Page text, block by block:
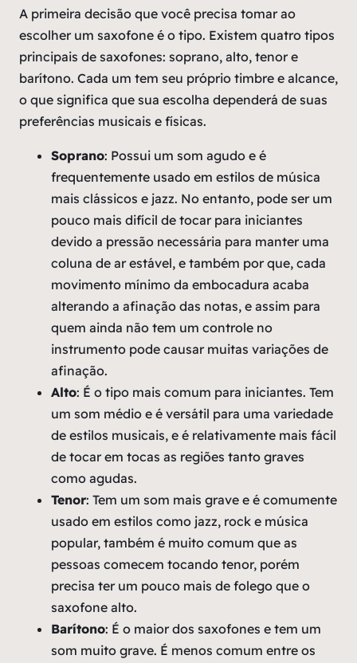
A primeira decisão que você precisa tomar ao
escolher um saxofone é o tipo. Existem quatro tipos
principais de saxofones: soprano, alto, tenor e
barítono. Cada um tem seu próprio timbre e alcance,
o que significa que sua escolha dependerá de suas
preferências musicais e físicas.
Soprano: Possui um som agudo e é
frequentemente usado em estilos de música
mais clássicos e jazz. No entanto, pode ser um
pouco mais difícil de tocar para iniciantes
devido a pressão necessária para manter uma
coluna de ar estável, e também por que, cada
movimento mínimo da embocadura acaba
alterando a afinação das notas, e assim para
quem ainda não tem um controle no
instrumento pode causar muitas variações de
afinação.
Alto: É o tipo mais comum para iniciantes. Tem
um som médio e é versátil para uma variedade
de estilos musicais, e é relativamente mais fácil
de tocar em tocas as regiões tanto graves
como agudas.
Tenor: Tem um som mais grave e é comumente
usado em estilos como jazz, rock e música
popular, também é muito comum que as
pessoas comecem tocando tenor, porém
precisa ter um pouco mais de folego que o
saxofone alto.
Barítono: É o maior dos saxofones e tem um
som muito grave. É menos comum entre os